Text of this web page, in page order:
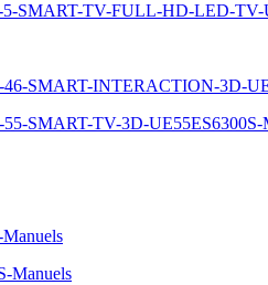
5-SMART-TV-FULL-HD-LED-TV-
SMART-INTERACTION-3D-
SMART-TV-3D-UE55ES6300S-
Manuels